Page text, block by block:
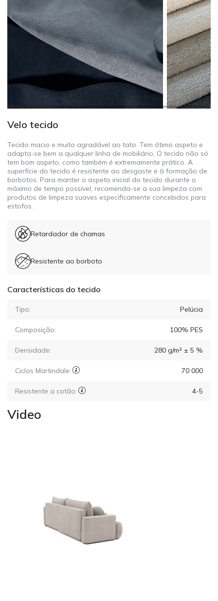
Velo tecido
Tecido macio e muito agradável ao tato. Tem ótimo aspeto e
adapta-se bem a qualquer linha de mobiliário. O tecido não só
tem bom aspeto, como também é extremamente prático. A
superfície do tecido é resistente ao desgaste e à formação de
borbotos. Para manter o aspeto inicial do tecido durante o
máximo de tempo possível, recomenda-se a sua limpeza com
produtos de limpeza suaves especificamente concebidos para
estofos.
Retardador de chamas
Resistente ao borboto
Características do tecido
Tipo: Pelúcia
Composição: 100% PES
Densidade: 280 g/m² ± 5 %
Ciclos Martindale: 70 000
Resistente a cotão: 4-5
Video